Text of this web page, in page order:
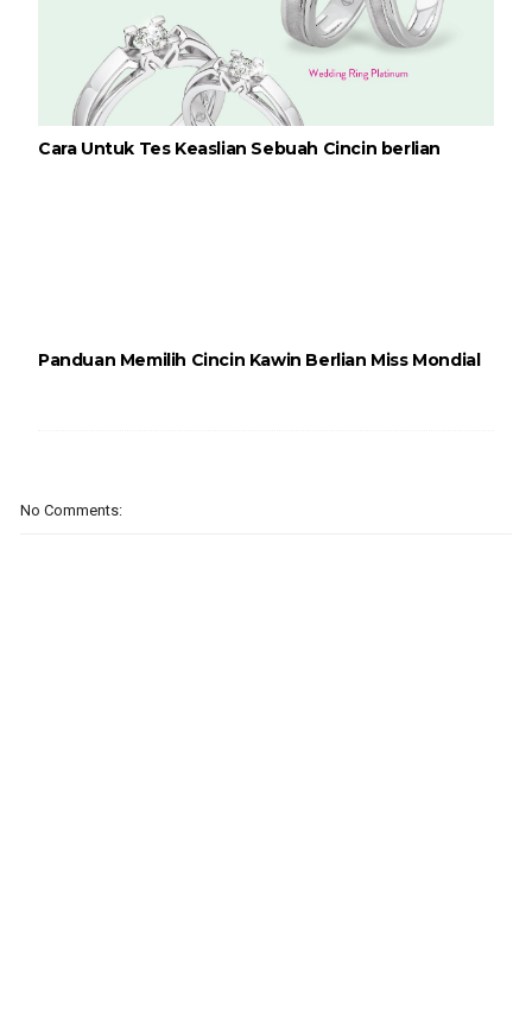
Cara Untuk Tes Keaslian Sebuah Cincin berlian
Panduan Memilih Cincin Kawin Berlian Miss Mondial
No Comments: